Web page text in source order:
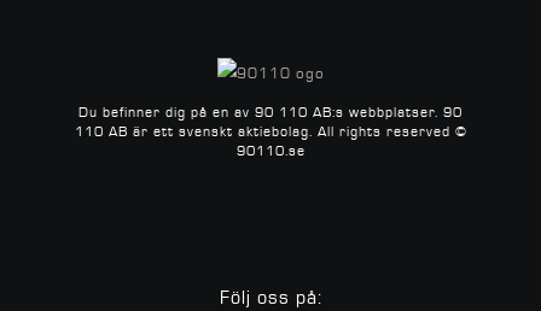
Du befinner dig på en av 90 110 AB:s webbplatser. 90
110 AB är ett svenskt aktiebolag. All rights reserved ©
90110.se
Följ oss på: